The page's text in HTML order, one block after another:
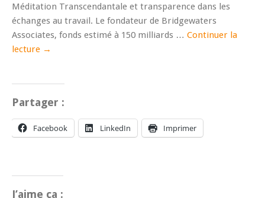
Méditation Transcendantale et transparence dans les
échanges au travail. Le fondateur de Bridgewaters
Associates, fonds estimé à 150 milliards … Continuer la
lecture →
Partager :
Facebook LinkedIn Imprimer
J’aime ça :